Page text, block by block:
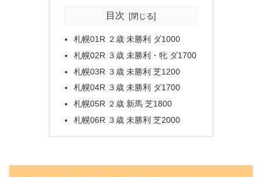
目次
札幌01R ２歳 未勝利 ダ1000
札幌02R ３歳 未勝利・牝 ダ1700
札幌03R ３歳 未勝利 芝1200
札幌04R ３歳 未勝利 ダ1700
札幌05R ２歳 新馬 芝1800
札幌06R ３歳 未勝利 芝2000